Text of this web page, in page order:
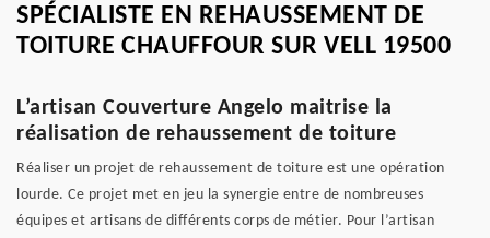
SPÉCIALISTE EN REHAUSSEMENT DE
TOITURE CHAUFFOUR SUR VELL 19500
L’artisan Couverture Angelo maitrise la
réalisation de rehaussement de toiture
Réaliser un projet de rehaussement de toiture est une opération
lourde. Ce projet met en jeu la synergie entre de nombreuses
équipes et artisans de différents corps de métier. Pour l’artisan